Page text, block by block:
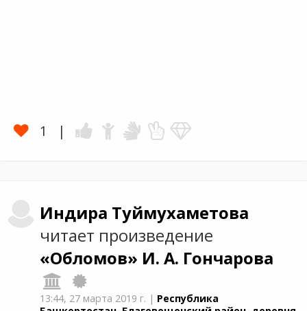
1
Индира Туймухаметова
читает произведение
«Обломов» И. А. Гончарова
13:44, 27 марта 2019 г. | Республика